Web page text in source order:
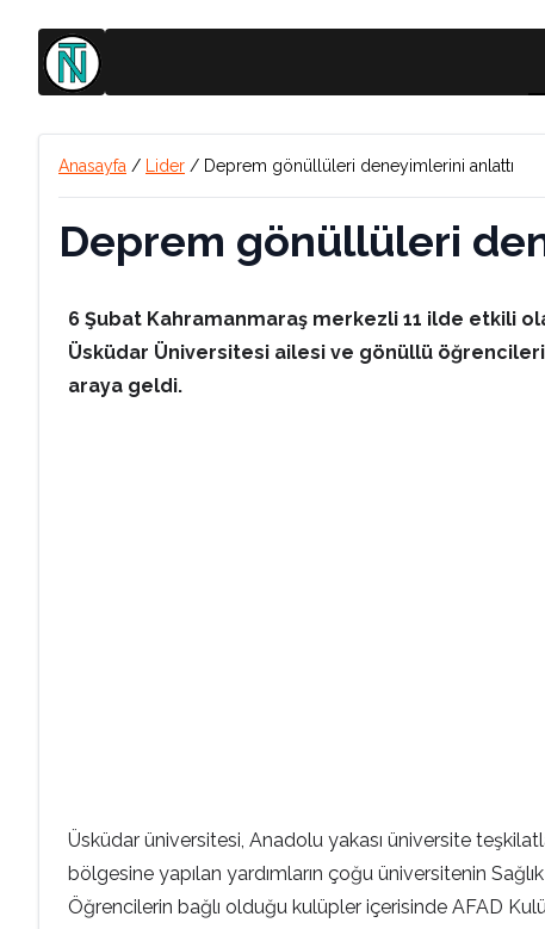
Anasayfa / Lider / Deprem gönüllüleri deneyimlerini anlattı
Deprem gönüllüleri
6 Şubat Kahramanmaraş merkezli 11 ilde etkili
Üsküdar Üniversitesi ailesi ve gönüllü
araya geldi.
Üsküdar üniversitesi, Anadolu yakası üniversite
bölgesine yapılan yardımların çoğu üniversitenin
Öğrencilerin bağlı olduğu kulüpler içerisinde AFAD